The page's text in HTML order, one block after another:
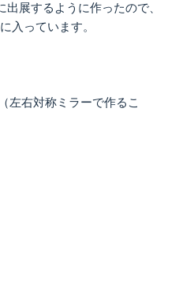
展するように作ったので、
入っています。
左右対称ミラーで作るこ